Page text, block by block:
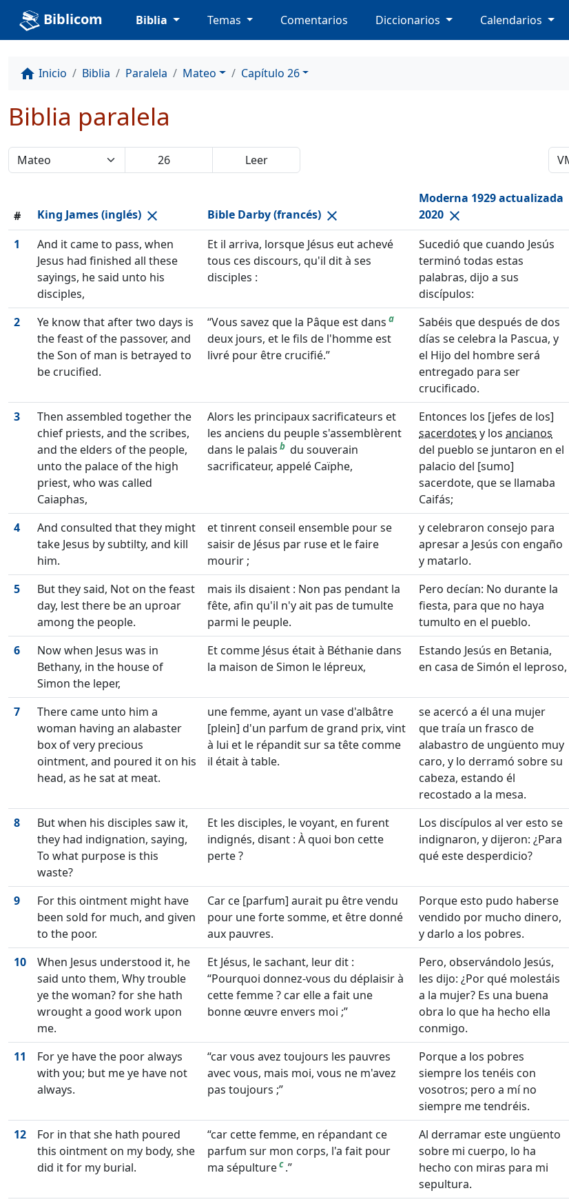
Biblicom Biblia Temas Comentarios Diccionarios Calendarios
home Inicio Biblia Paralela Mateo Capítulo 26
Biblia paralela
# King James (inglés) close Bible Darby (francés) close
Moderna 1929 actualizada
2020 close
1
And it came to pass, when
Jesus had finished all these
sayings, he said unto his
disciples,
Et il arriva, lorsque Jésus eut achevé
tous ces discours, qu'il dit à ses
disciples :
Sucedió que cuando Jesús
terminó todas estas
palabras, dijo a sus
discípulos:
2
Ye know that after two days is
the feast of the passover, and
the Son of man is betrayed to
be crucified.
Vous savez que la Pâque est dans a
deux jours, et le fils de l'homme est
livré pour être crucifié.
Sabéis que después de dos
días se celebra la Pascua, y
el Hijo del hombre será
entregado para ser
crucificado.
3
Then assembled together the
chief priests, and the scribes,
and the elders of the people,
unto the palace of the high
priest, who was called
Caiaphas,
Alors les principaux sacrificateurs et
les anciens du peuple s'assemblèrent
dans le palais b du souverain
sacrificateur, appelé Caïphe,
Entonces los [jefes de los]
sacerdotes y los ancianos
del pueblo se juntaron en el
palacio del [sumo]
sacerdote, que se llamaba
Caifás;
4
And consulted that they might
take Jesus by subtilty, and kill
him.
et tinrent conseil ensemble pour se
saisir de Jésus par ruse et le faire
mourir ;
y celebraron consejo para
apresar a Jesús con engaño
y matarlo.
5
But they said, Not on the feast
day, lest there be an uproar
among the people.
mais ils disaient : Non pas pendant la
fête, afin qu'il n'y ait pas de tumulte
parmi le peuple.
Pero decían: No durante la
fiesta, para que no haya
tumulto en el pueblo.
6
Now when Jesus was in
Bethany, in the house of
Simon the leper,
Et comme Jésus était à Béthanie dans
la maison de Simon le lépreux,
Estando Jesús en Betania,
en casa de Simón el leproso,
7
There came unto him a
woman having an alabaster
box of very precious
ointment, and poured it on his
head, as he sat at meat.
une femme, ayant un vase d'albâtre
[plein] d'un parfum de grand prix, vint
à lui et le répandit sur sa tête comme
il était à table.
se acercó a él una mujer
que traía un frasco de
alabastro de ungüento muy
caro, y lo derramó sobre su
cabeza, estando él
recostado a la mesa.
8
But when his disciples saw it,
they had indignation, saying,
To what purpose is this
waste?
Et les disciples, le voyant, en furent
indignés, disant : À quoi bon cette
perte ?
Los discípulos al ver esto se
indignaron, y dijeron: ¿Para
qué este desperdicio?
9
For this ointment might have
been sold for much, and given
to the poor.
Car ce [parfum] aurait pu être vendu
pour une forte somme, et être donné
aux pauvres.
Porque esto pudo haberse
vendido por mucho dinero,
y darlo a los pobres.
10
When Jesus understood it, he
said unto them, Why trouble
ye the woman? for she hath
wrought a good work upon
me.
Et Jésus, le sachant, leur dit :
Pourquoi donnez-vous du déplaisir à
cette femme ? car elle a fait une
bonne œuvre envers moi ;
Pero, observándolo Jesús,
les dijo: ¿Por qué molestáis
a la mujer? Es una buena
obra lo que ha hecho ella
conmigo.
11
For ye have the poor always
with you; but me ye have not
always.
car vous avez toujours les pauvres
avec vous, mais moi, vous ne m'avez
pas toujours ;
Porque a los pobres
siempre los tenéis con
vosotros; pero a mí no
siempre me tendréis.
12
For in that she hath poured
this ointment on my body, she
did it for my burial.
car cette femme, en répandant ce
parfum sur mon corps, l'a fait pour
ma sépulturec .
Al derramar este ungüento
sobre mi cuerpo, lo ha
hecho con miras para mi
sepultura.